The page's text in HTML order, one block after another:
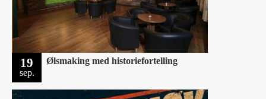
19
sep.
Ølsmaking med historiefortelling